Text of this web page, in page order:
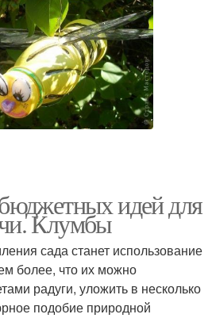
идей для
Клумбы
сада станет использование
более, что их можно
радуги, уложить в несколько
подобие природной